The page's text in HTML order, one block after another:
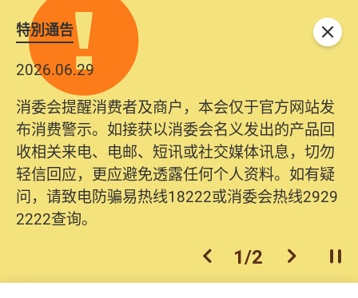
特別通告
2026.06.29
消委会提醒消费者及商户，本会仅于官方网站发
布消费警示。如接获以消委会名义发出的产品回
收相关来电、电邮、短讯或社交媒体讯息，切勿
轻信回应，更应避免透露任何个人资料。如有疑
问，请致电防骗易热线18222或消委会热线2929
2222查询。
上一个
1/2 下一个开
关闭